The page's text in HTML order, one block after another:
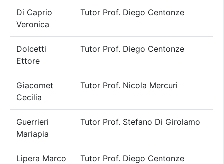
Di Caprio
Veronica
Tutor Prof. Diego Centonze
Dolcetti
Ettore
Tutor Prof. Diego Centonze
Giacomet
Cecilia
Tutor Prof. Nicola Mercuri
Guerrieri
Mariapia
Tutor Prof. Stefano Di Girolamo
Lipera Marco Tutor Prof. Diego Centonze